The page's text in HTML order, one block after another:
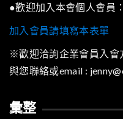
●歡迎加入本會個人會員：
加入會員請填寫本表單
※歡迎洽詢企業會員入會
與您聯絡或email :
彙整